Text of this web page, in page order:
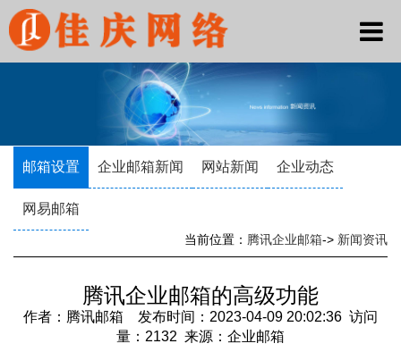
邮箱设置 企业邮箱新闻 网站新闻 企业动态
网易邮箱
当前位置： 腾讯企业邮箱-> 新闻资讯
腾讯企业邮箱的高级功能
作者：腾讯邮箱 发布时间：2023-04-09 20:02:36 访问
量：2132 来源：企业邮箱